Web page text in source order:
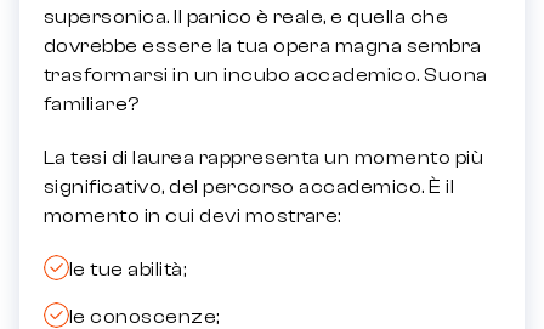
supersonica. Il panico è reale, e quella che
dovrebbe essere la tua opera magna sembra
trasformarsi in un incubo accademico. Suona
familiare?
La tesi di laurea rappresenta un momento più
significativo, del percorso accademico. È il
momento in cui devi mostrare:
le tue abilità;
le conoscenze;